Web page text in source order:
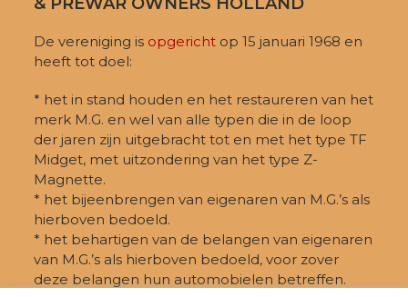
De vereniging is opgericht op 15 januari 1968 en
heeft tot doel:
* het in stand houden en het restaureren van het
merk M.G. en wel van alle typen die in de loop
der jaren zijn uitgebracht tot en met het type TF
Midget, met uitzondering van het type Z-
Magnette.
* het bijeenbrengen van eigenaren van M.G.’s als
hierboven bedoeld.
* het behartigen van de belangen van eigenaren
van M.G.’s als hierboven bedoeld, voor zover
deze belangen hun automobielen betreffen.